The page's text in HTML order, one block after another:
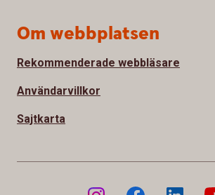
Om webbplatsen
Rekommenderade webbläsare
Användarvillkor
Sajtkarta